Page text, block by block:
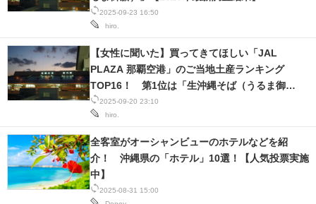
2025-09-23 16:50
hiro.
2025-09-20 23:10
hiro.
【女性に聞いた】買ってきてほしい「JAL
PLAZA 那覇空港」のご当地土産ランキング
TOP16！ 第1位は「生沖縄そば（うるま御
膳）」【2025年最新調査結果】
2025-08-31 15:00
全客室がオーシャンビューのホテルなどを紹
介！ 沖縄県の「ホテル」10選！【人気投票実施
中】